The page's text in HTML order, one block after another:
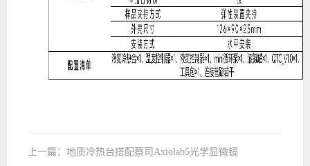
上一篇：地质冷热台搭配蔡司Axiolab5光学显微镜